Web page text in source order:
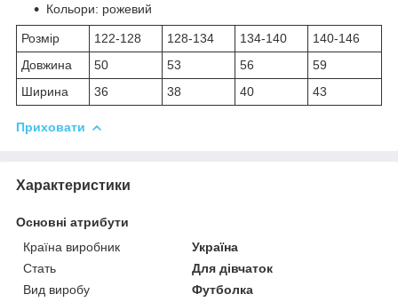
Кольори: рожевий
Розмір 122-128 128-134 134-140
140-146
Довжина
50 53 56
59
Ширина
36 38 40 43
Приховати
Характеристики
Основні атрибути
Країна виробник
Україна
Стать
Для дівчаток
Вид виробу
Футболка